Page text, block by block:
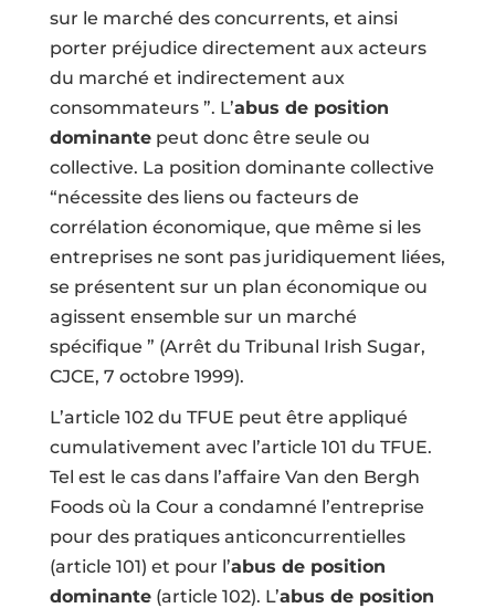
sur le marché des concurrents, et ainsi
porter préjudice directement aux acteurs
du marché et indirectement aux
consommateurs ”. L’abus de position
dominantepeut donc être seule ou
collective. La position dominante collective
“nécessite des liens ou facteurs de
corrélation économique, que même si les
entreprises ne sont pas juridiquement liées,
se présentent sur un plan économique ou
agissent ensemble sur un marché
spécifique ” (Arrêt du Tribunal Irish Sugar,
CJCE, 7 octobre 1999).
L’article 102 du TFUE peut être appliqué
cumulativement avec l’article 101 du TFUE.
Tel est le cas dans l’affaire Van den Bergh
Foodsoù la Cour a condamné l’entreprise
pour des pratiques anticoncurrentielles
(article 101) et pour l’abus de position
dominante(article 102). L’abus de position